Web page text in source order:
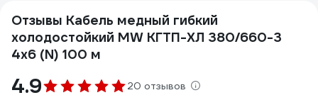
Отзывы Кабель медный гибкий
холодостойкий MW КГТП-ХЛ 380/660-3
4х6 (N) 100 м
4.9 20 отзывов